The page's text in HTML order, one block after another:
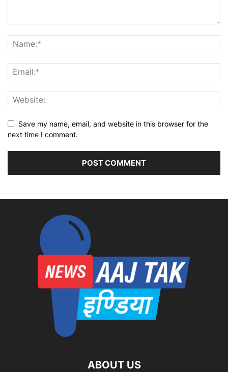
Save my name, email, and website in this browser for the
next time I comment.
ABOUT US